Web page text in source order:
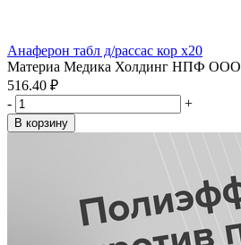
Анаферон табл д/рассас кор x20
Материа Медика Холдинг НПФ ООО
516.40 ₽
-
+
В корзину